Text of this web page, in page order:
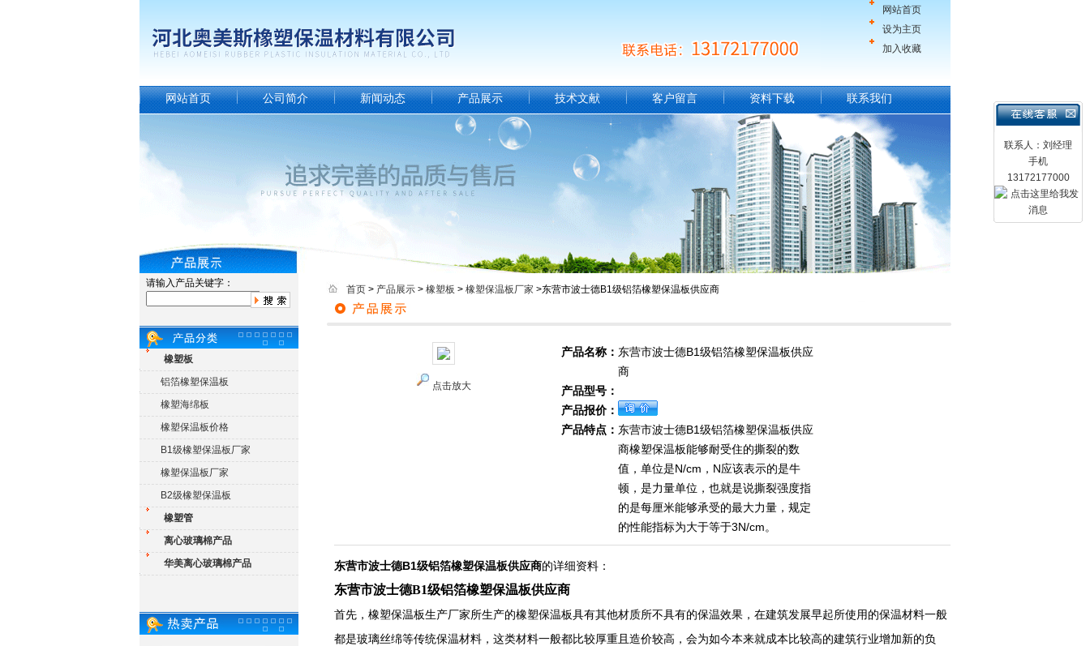
网站首页
设为主页
加入收藏
联系人：刘经理
手机
13172177000
网站首页 公司简介 新闻动态 产品展示 技术文献 客户留言 资料下载 联系我们
请输入产品关键字：
橡塑板
铝箔橡塑保温板
橡塑海绵板
橡塑保温板价格
B1级橡塑保温板厂家
橡塑保温板厂家
B2级橡塑保温板
橡塑管
离心玻璃棉产品
华美离心玻璃棉产品
首页 > 产品展示 > 橡塑板 > 橡塑保温板厂家 >东营市波士德B1级铝箔橡塑保温板供应商
点击放大
产品名称： 东营市波士德B1级铝箔橡塑保温板供应
商
产品型号：
产品报价：
产品特点： 东营市波士德B1级铝箔橡塑保温板供应
商橡塑保温板能够耐受住的撕裂的数
值，单位是N/cm，N应该表示的是牛
顿，是力量单位，也就是说撕裂强度指
的是每厘米能够承受的最大力量，规定
的性能指标为大于等于3N/cm。
东营市波士德B1级铝箔橡塑保温板供应商的详细资料：
东营市波士德B1级铝箔橡塑保温板供应商
首先，橡塑保温板生产厂家所生产的橡塑保温板具有其他材质所不具有的保温效果，在建筑发展早起所使用的保温材料一般
都是玻璃丝绵等传统保温材料，这类材料一般都比较厚重且造价较高，会为如今本来就成本比较高的建筑行业增加新的负